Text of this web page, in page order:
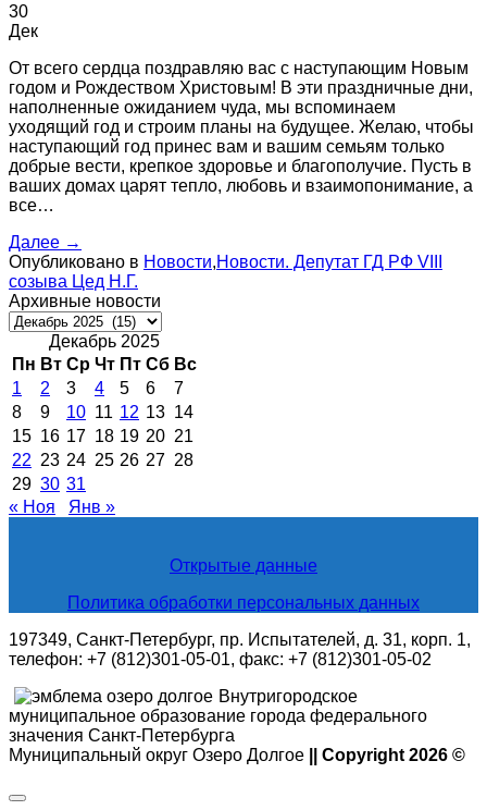
30
Дек
От всего сердца поздравляю вас с наступающим Новым
годом и Рождеством Христовым! В эти праздничные дни,
наполненные ожиданием чуда, мы вспоминаем
уходящий год и строим планы на будущее. Желаю, чтобы
наступающий год принес вам и вашим семьям только
добрые вести, крепкое здоровье и благополучие. Пусть в
ваших домах царят тепло, любовь и взаимопонимание, а
все…
Далее →
Опубликовано в Новости,Новости. Депутат ГД РФ VIII
созыва Цед Н.Г.
Архивные новости
Архивные
новостиДекабрь 2025
Пн Вт Ср Чт Пт Сб Вс
1
2 3 4 5 6
7
8
9 10 11 12 13 14
15 16 17 18 19 20 21
22 23 24 25 26 27 28
29 30 31
« Ноя
Янв »
Открытые данные
Политика обработки персональных данных
197349, Санкт-Петербург, пр. Испытателей, д. 31, корп. 1,
телефон: +7 (812)301-05-01, факс: +7 (812)301-05-02
Внутригородское
муниципальное образование города федерального
значения Санкт-Петербурга
Муниципальный округ Озеро Долгое
|| Copyright 2026 ©